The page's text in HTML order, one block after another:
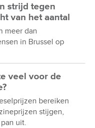
strijd tegen
van het aantal
meer dan
in Brussel op
veel voor de
bereiken
stijgen,
uit.